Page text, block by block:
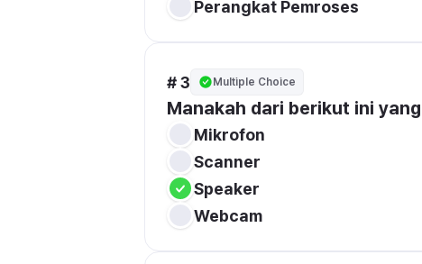
Perangkat Pemroses
# 3 Multiple Choice
Manakah dari berikut ini
Mikrofon
Scanner
Speaker
Webcam